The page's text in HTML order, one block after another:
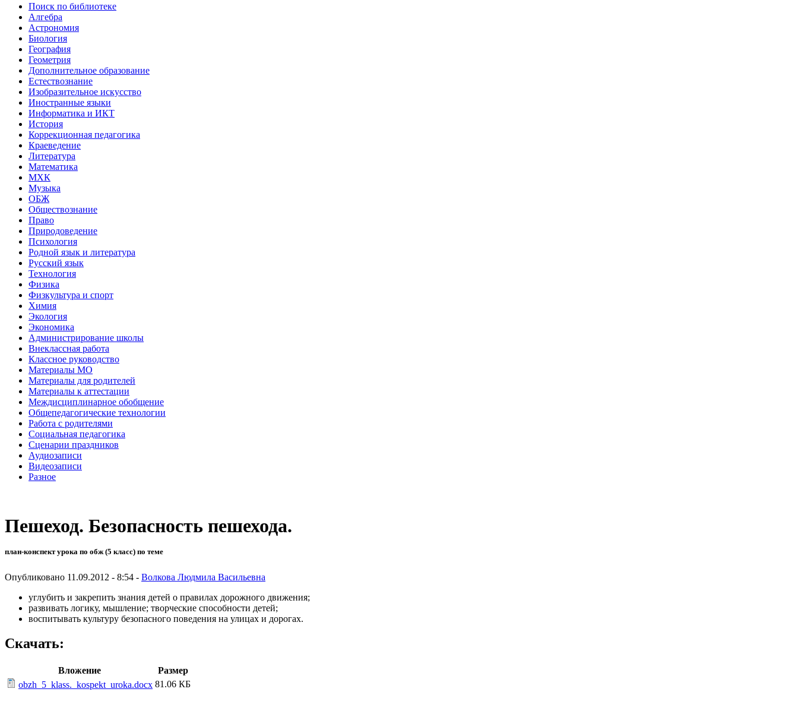
Поиск по библиотеке
Алгебра
Астрономия
Биология
География
Геометрия
Дополнительное образование
Естествознание
Изобразительное искусство
Иностранные языки
Информатика и ИКТ
История
Коррекционная педагогика
Краеведение
Литература
Математика
МХК
Музыка
ОБЖ
Обществознание
Право
Природоведение
Психология
Родной язык и литература
Русский язык
Технология
Физика
Физкультура и спорт
Химия
Экология
Экономика
Администрирование школы
Внеклассная работа
Классное руководство
Материалы МО
Материалы для родителей
Материалы к аттестации
Междисциплинарное обобщение
Общепедагогические технологии
Работа с родителями
Социальная педагогика
Сценарии праздников
Аудиозаписи
Видеозаписи
Разное
Пешеход. Безопасность пешехода.
план-конспект урока по обж (5 класс) по теме
Опубликовано 11.09.2012 - 8:54 - Волкова Людмила Васильевна
углубить и закрепить знания детей о правилах дорожного движения;
развивать логику, мышление; творческие способности детей;
воспитывать культуру безопасного поведения на улицах и дорогах.
Скачать:
Вложение
Размер
obzh_5_klass._kospekt_uroka.docx 81.06 КБ